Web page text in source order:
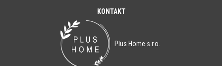
KONTAKT
Plus Home s.r.o.